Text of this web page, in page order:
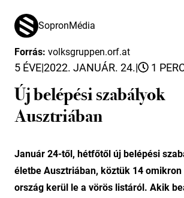
SopronMédia
Forrás: volksgruppen.orf.at
5 ÉVE|2022. JANUÁR. 24.| 1
Új belépési szabályok
Ausztriában
Január 24-től, hétfőtől új belépési
életbe Ausztriában, köztük 14
ország kerül le a vörös listáról. Akik